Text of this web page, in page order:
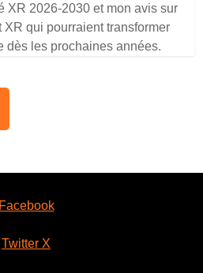
XR 2026-2030 et mon avis sur
XR qui pourraient transformer
dès les prochaines années.
Facebook
Twitter X